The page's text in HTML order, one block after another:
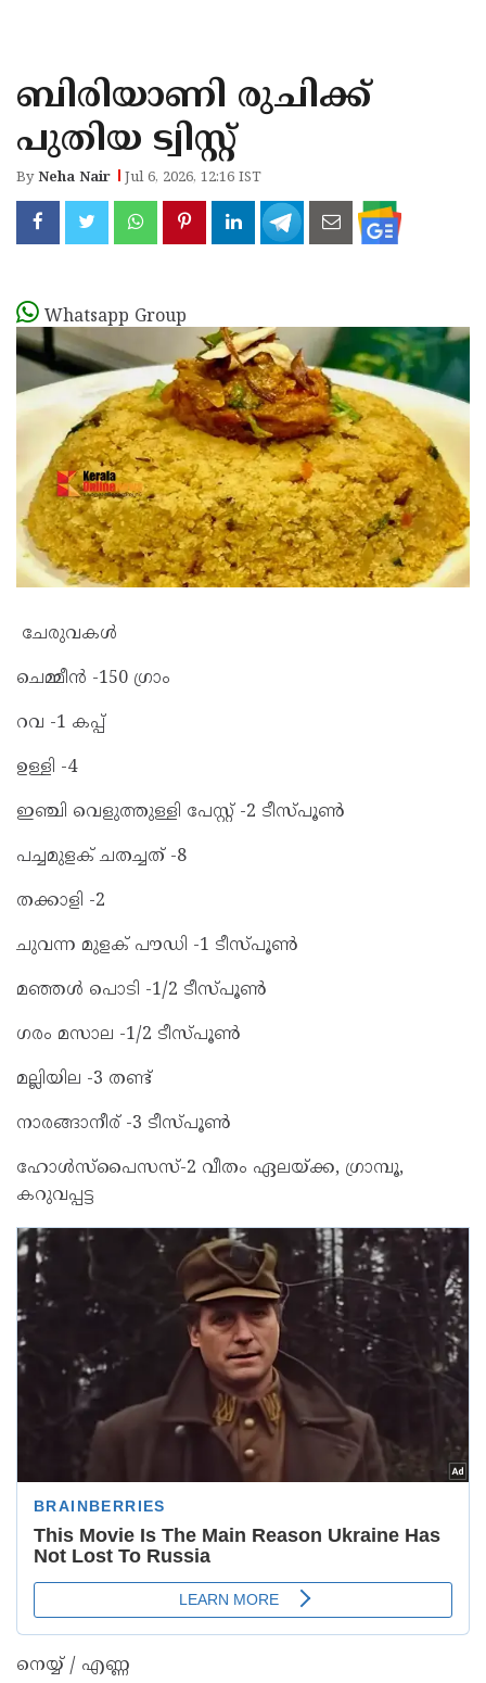
KANNUR
KASARAGOD
ബിരിയാണി രുചിക്ക്
പുതിയ ട്വിസ്റ്റ്
ByNeha Nair Jul 6, 2026, 12:16 IST
Whatsapp Group
ചേരുവകൾ
ചെമ്മീൻ -150 ഗ്രാം
റവ -1 കപ്പ്
ഉള്ളി -4
ഇഞ്ചി വെളുത്തുള്ളി പേസ്റ്റ് -2 ടീസ്പൂൺ
പച്ചമുളക് ചതച്ചത് -8
തക്കാളി -2
ചുവന്ന മുളക് പൗഡി -1 ടീസ്പൂൺ
മഞ്ഞൾ പൊടി -1/2 ടീസ്പൂൺ
ഗരം മസാല -1/2 ടീസ്പൂൺ
മല്ലിയില -3 തണ്ട്
നാരങ്ങാനീര് -3 ടീസ്പൂൺ
ഹോൾസ്പൈസസ്‌-2 വീതം ഏലയ്ക്ക, ഗ്രാമ്പൂ,
കറുവപ്പട്ട
നെയ്യ് / എണ്ണ